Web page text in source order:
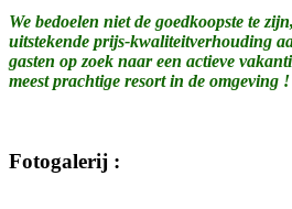
We bedoelen niet de goedkoopste te
uitstekende prijs-kwaliteitverhouding
gasten op zoek naar een actieve
meest prachtige resort in de omgeving !
Fotogalerij :